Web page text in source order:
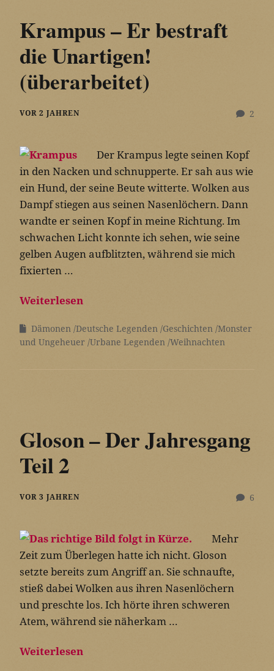
Krampus – Er bestraft
die Unartigen!
(überarbeitet)
2
VOR 2 JAHREN
Der Krampus legte seinen Kopf
in den Nacken und schnupperte. Er sah aus wie
ein Hund, der seine Beute witterte. Wolken aus
Dampf stiegen aus seinen Nasenlöchern. Dann
wandte er seinen Kopf in meine Richtung. Im
schwachen Licht konnte ich sehen, wie seine
gelben Augen aufblitzten, während sie mich
fixierten …
Weiterlesen
Dämonen Deutsche Legenden Geschichten Monster
und Ungeheuer Urbane Legenden Weihnachten
Gloson – Der Jahresgang
Teil 2
6
VOR 3 JAHREN
Mehr
Zeit zum Überlegen hatte ich nicht. Gloson
setzte bereits zum Angriff an. Sie schnaufte,
stieß dabei Wolken aus ihren Nasenlöchern
und preschte los. Ich hörte ihren schweren
Atem, während sie näherkam …
Weiterlesen